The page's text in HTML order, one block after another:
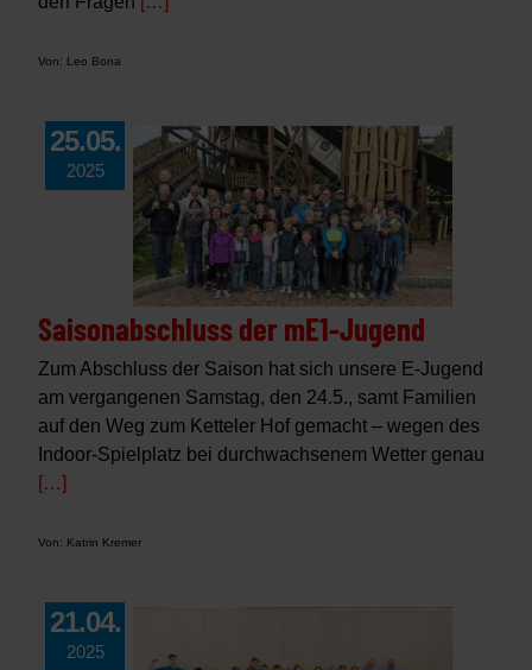
Von: Leo Bona
25.05.
2025
Saisonabschluss der mE1-Jugend
Zum Abschluss der Saison hat sich unsere E-Jugend
am vergangenen Samstag, den 24.5., samt Familien
auf den Weg zum Ketteler Hof gemacht – wegen des
Indoor-Spielplatz bei durchwachsenem Wetter genau
[…]
Von: Katrin Kremer
21.04.
2025